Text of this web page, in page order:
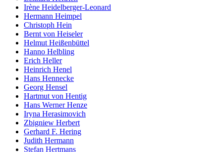
Irène Heidelberger-Leonard
Hermann Heimpel
Christoph Hein
Bernt von Heiseler
Helmut Heißenbüttel
Hanno Helbling
Erich Heller
Heinrich Henel
Hans Hennecke
Georg Hensel
Hartmut von Hentig
Hans Werner Henze
Iryna Herasimovich
Zbigniew Herbert
Gerhard F. Hering
Judith Hermann
Stefan Hertmans